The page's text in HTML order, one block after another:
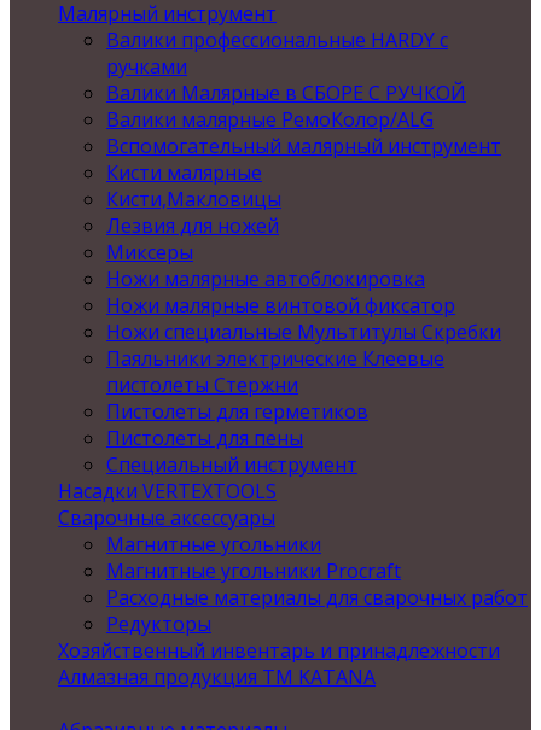
Малярный инструмент
Валики профессиональные HARDY с
ручками
Валики Малярные в СБОРЕ С РУЧКОЙ
Валики малярные РемоКолор/ALG
Вспомогательный малярный инструмент
Кисти малярные
Кисти,Макловицы
Лезвия для ножей
Миксеры
Ножи малярные автоблокировка
Ножи малярные винтовой фиксатор
Ножи специальные Мультитулы Скребки
Паяльники электрические Клеевые
пистолеты Стержни
Пистолеты для герметиков
Пистолеты для пены
Специальный инструмент
Насадки VERTEXTOOLS
Сварочные аксессуары
Магнитные угольники
Магнитные угольники Procraft
Расходные материалы для сварочных работ
Редукторы
Хозяйственный инвентарь и принадлежности
Алмазная продукция ТМ KATANA